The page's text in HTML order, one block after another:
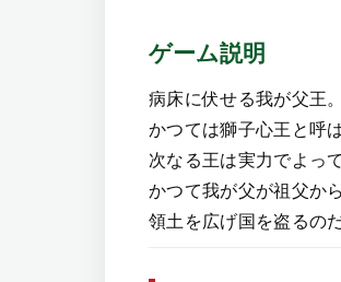
ゲーム説明
病床に伏せる我が父王
かつては獅子心王と呼
次なる王は実力でよっ
かつて我が父が祖父か
領土を広げ国を盗るの